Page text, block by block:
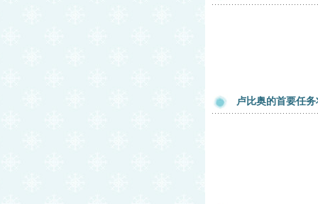
卢比奥的首要任